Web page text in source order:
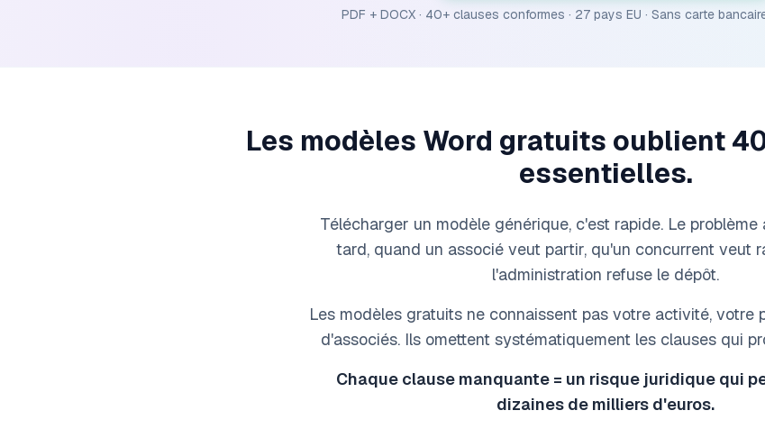
PDF + DOCX · 40+ clauses conformes · 27 pays EU · Sans carte
Les modèles Word gratuits oublient
essentielles.
Télécharger un modèle générique, c'est rapide. Le
tard, quand un associé veut partir, qu'un concurrent veut
l'administration refuse le dépôt.
Les modèles gratuits ne connaissent pas votre activité, votre
d'associés. Ils omettent systématiquement les clauses qui
Chaque clause manquante = un risque juridique qui
dizaines de milliers d'euros.